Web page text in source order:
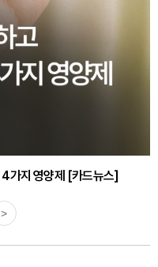
4가지 영양제 [카드뉴스]
>